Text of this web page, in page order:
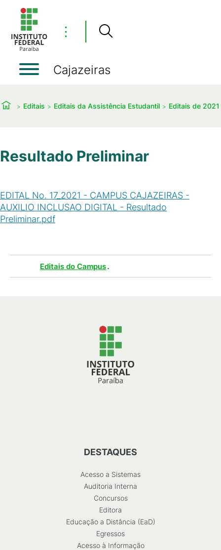
⋮
Cajazeiras
Editais Editais da Assistência Estudantil Editais de 2021
Resultado Preliminar
EDITAL No. 17_2021 - CAMPUS CAJAZEIRAS -
AUXILIO INCLUSAO DIGITAL - Resultado
Preliminar.pdf
Editais do Campus.
DESTAQUES
Acesso a Sistemas
Auditoria Interna
Concursos
Editora
Educação a Distância (EaD)
Egressos
Acesso à Informação